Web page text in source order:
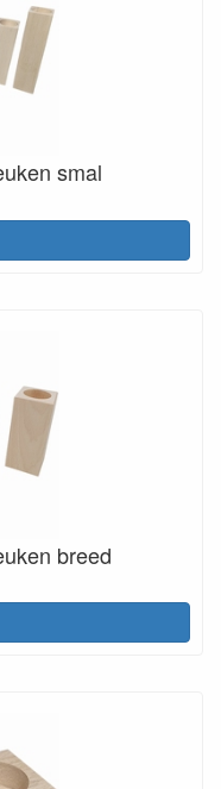
smal
breed